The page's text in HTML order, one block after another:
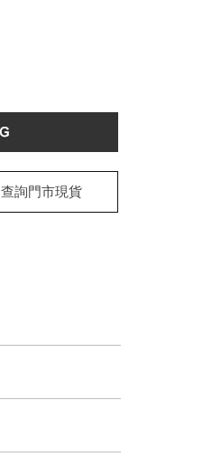
查詢門市現貨